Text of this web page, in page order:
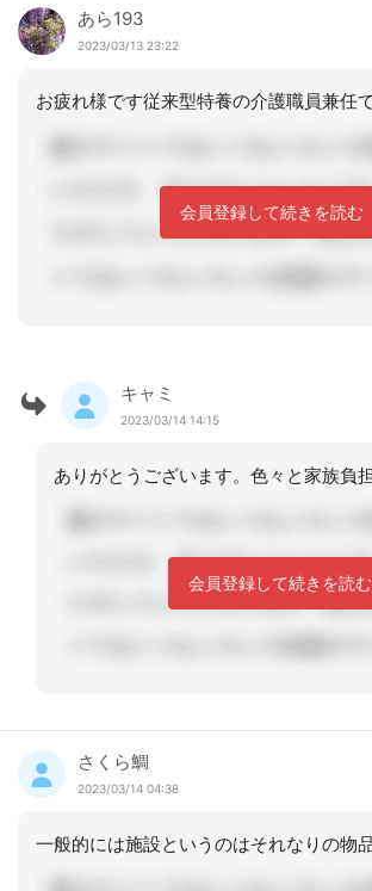
あら193
2023/03/13 23:22
会員登録して続きを読む
キャミ
2023/03/14 14:15
会員登録して続きを読む
さくら鯛
2023/03/14 04:38